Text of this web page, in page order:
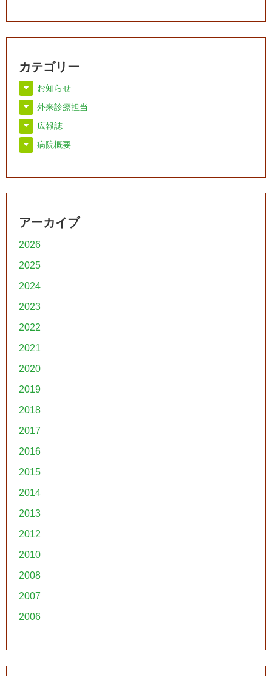
カテゴリー
お知らせ
外来診療担当
広報誌
病院概要
アーカイブ
2026
2025
2024
2023
2022
2021
2020
2019
2018
2017
2016
2015
2014
2013
2012
2010
2008
2007
2006